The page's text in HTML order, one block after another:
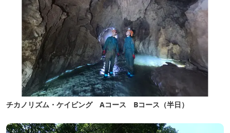
チカノリズム・ケイビング Aコース Bコース（半日）